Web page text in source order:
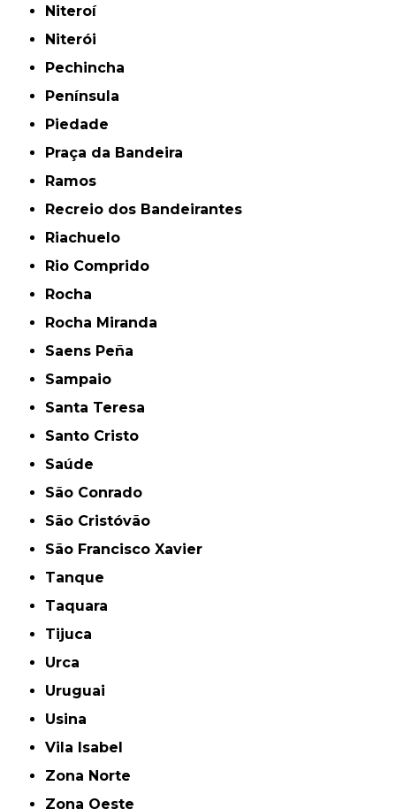
Niteroí
Niterói
Pechincha
Península
Piedade
Praça da Bandeira
Ramos
Recreio dos Bandeirantes
Riachuelo
Rio Comprido
Rocha
Rocha Miranda
Saens Peña
Sampaio
Santa Teresa
Santo Cristo
Saúde
São Conrado
São Cristóvão
São Francisco Xavier
Tanque
Taquara
Tijuca
Urca
Uruguai
Usina
Vila Isabel
Zona Norte
Zona Oeste